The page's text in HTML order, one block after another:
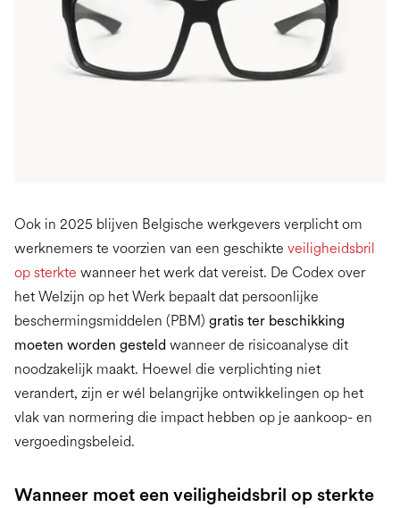
Ook in 2025 blijven Belgische werkgevers verplicht om
werknemers te voorzien van een geschikte veiligheidsbril
op sterkte wanneer het werk dat vereist. De Codex over
het Welzijn op het Werk bepaalt dat persoonlijke
beschermingsmiddelen (PBM) gratis ter beschikking
moeten worden gesteld wanneer de risicoanalyse dit
noodzakelijk maakt. Hoewel die verplichting niet
verandert, zijn er wél belangrijke ontwikkelingen op het
vlak van normering die impact hebben op je aankoop- en
vergoedingsbeleid.
Wanneer moet een veiligheidsbril op sterkte